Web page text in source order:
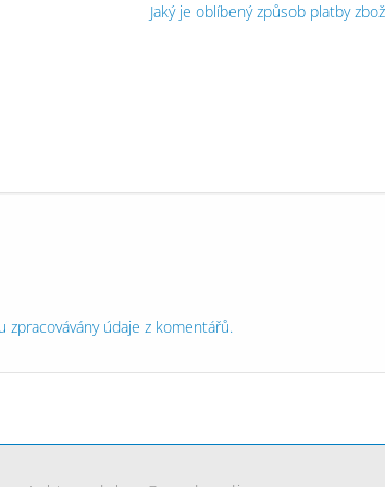
Jaký je oblíbený způsob platby
zpracovávány údaje z komentářů.